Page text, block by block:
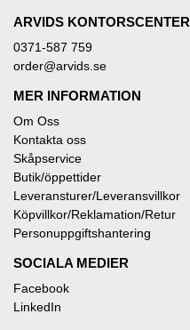
ARVIDS KONTORSCENTER
0371-587 759
order@arvids.se
MER INFORMATION
Om Oss
Kontakta oss
Skåpservice
Butik/öppettider
Leveransturer/Leveransvillkor
Köpvillkor/Reklamation/Retur
Personuppgiftshantering
SOCIALA MEDIER
Facebook
LinkedIn